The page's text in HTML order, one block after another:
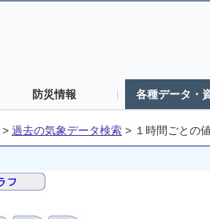
防災情報 各種データ・
> 過去の気象データ検索 > １時間ごとの